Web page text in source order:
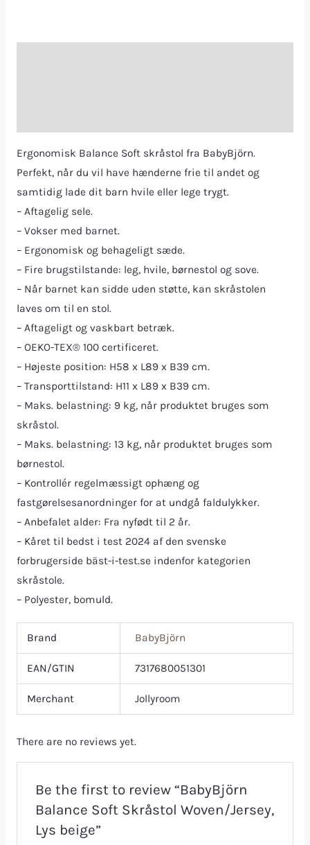
Ergonomisk Balance Soft skråstol fra BabyBjörn.
Perfekt, når du vil have hænderne frie til andet og
samtidig lade dit barn hvile eller lege trygt.
– Aftagelig sele.
– Vokser med barnet.
– Ergonomisk og behageligt sæde.
– Fire brugstilstande: leg, hvile, børnestol og sove.
– Når barnet kan sidde uden støtte, kan skråstolen
laves om til en stol.
– Aftageligt og vaskbart betræk.
– OEKO-TEX® 100 certificeret.
– Højeste position: H58 x L89 x B39 cm.
– Transporttilstand: H11 x L89 x B39 cm.
– Maks. belastning: 9 kg, når produktet bruges som
skråstol.
– Maks. belastning: 13 kg, når produktet bruges som
børnestol.
– Kontrollér regelmæssigt ophæng og
fastgørelsesanordninger for at undgå faldulykker.
– Anbefalet alder: Fra nyfødt til 2 år.
– Kåret til bedst i test 2024 af den svenske
forbrugerside bäst-i-test.se indenfor kategorien
skråstole.
– Polyester, bomuld.
Brand BabyBjörn
EAN/GTIN 7317680051301
Merchant Jollyroom
There are no reviews yet.
Be the first to review “BabyBjörn
Balance Soft Skråstol Woven/Jersey,
Lys beige”